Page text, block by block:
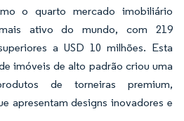
o quarto mercado imobiliário
mais ativo do mundo, com 219
a USD 10 milhões. Esta
imóveis de alto padrão criou uma
de torneiras premium,
apresentam designs inovadores e